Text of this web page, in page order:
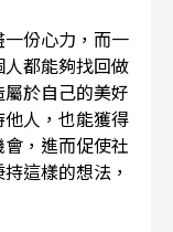
份心力，而一
都能夠找回做
於自己的美好
人，也能獲得
，進而促使社
這樣的想法，